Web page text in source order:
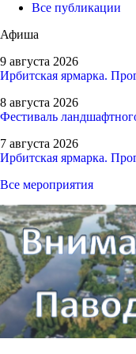
Все публикации
Афиша
9 августа 2026
Ирбитская ярмарка.
8 августа 2026
Фестиваль
7 августа 2026
Ирбитская ярмарка.
Все мероприятия